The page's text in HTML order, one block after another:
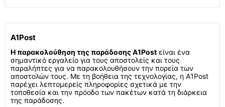
A1Post
Η παρακολούθηση της παράδοσης A1Post είναι ένα
σημαντικό εργαλείο για τους αποστολείς και τους
παραλήπτες για να παρακολουθήσουν την πορεία των
αποστολών τους. Με τη βοήθεια της τεχνολογίας, η A1Post
παρέχει λεπτομερείς πληροφορίες σχετικά με την
τοποθεσία και την πρόοδο των πακέτων κατά τη διάρκεια
της παράδοσης.